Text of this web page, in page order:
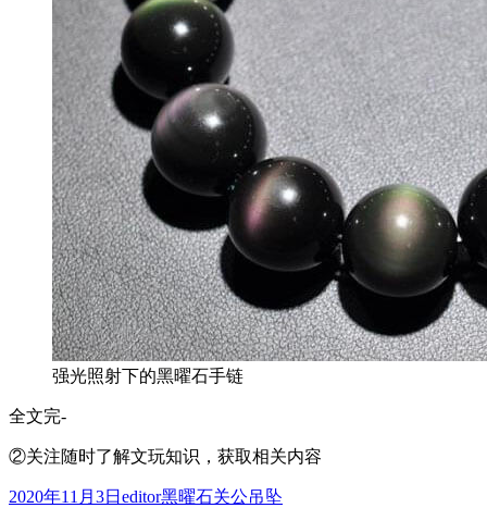
强光照射下的黑曜石手链
全文完-
②关注随时了解文玩知识，获取相关内容
发
2020年11月3日 作
editor分
黑曜石关公吊坠